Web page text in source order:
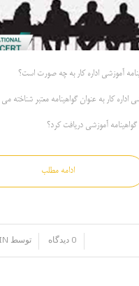
آموزشی اداره کار به چه صورت است؟
اداره کار به عنوان گواهینامه معتبر شناخته
گواهینامه آموزشی دریافت کرد؟
ادامه مطلب
0 دیدگاه توسط